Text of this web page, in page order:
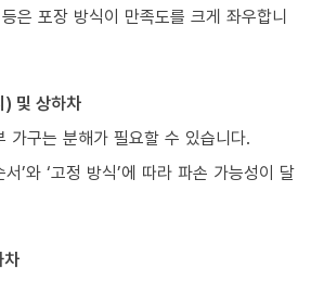
은 포장 방식이 만족도를 크게 좌우합니
및 상하차
가구는 분해가 필요할 수 있습니다.
’와 ‘고정 방식’에 따라 파손 가능성이 달